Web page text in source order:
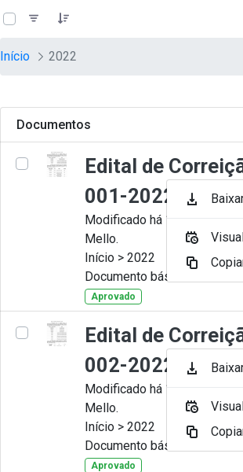
Pular para o Conteúdo principal
teste descricao
Início 2022
Documentos
Edital de
001-2022
Modificado há 11 Meses por
Mello.
Início > 2022
Documento básico
Aprovado
Edital de
002-2022
Modificado há 11 Meses por
Mello.
Início > 2022
Documento básico
Aprovado